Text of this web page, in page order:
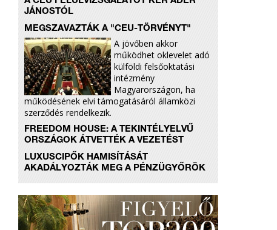
JÁNOSTÓL
MEGSZAVAZTÁK A "CEU-TÖRVÉNYT"
A jövőben akkor
működhet oklevelet adó
külföldi felsőoktatási
intézmény
Magyarországon, ha
működésének elvi támogatásáról államközi
szerződés rendelkezik.
FREEDOM HOUSE: A TEKINTÉLYELVŰ
ORSZÁGOK ÁTVETTÉK A VEZETÉST
LUXUSCIPŐK HAMISÍTÁSÁT
AKADÁLYOZTÁK MEG A PÉNZÜGYŐRÖK